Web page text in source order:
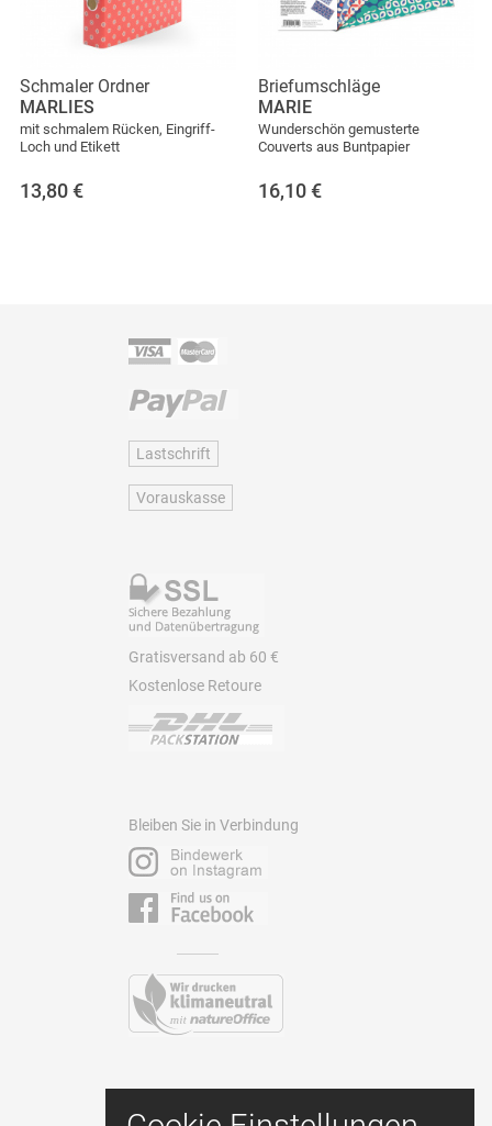
Schmaler Ordner
MARLIES
mit schmalem Rücken, Eingriff-
Loch und Etikett
13,80 €
Briefumschläge
MARIE
Wunderschön gemusterte
Couverts aus Buntpapier
16,10 €
Lastschrift
Vorauskasse
Gratisversand ab 60 €
Kostenlose Retoure
Bleiben Sie in Verbindung
Kontakt